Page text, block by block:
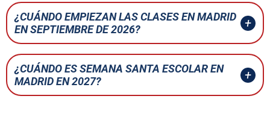
¿CUÁNDO EMPIEZAN LAS CLASES EN MADRID
EN SEPTIEMBRE DE 2026?
¿CUÁNDO ES SEMANA SANTA ESCOLAR EN
MADRID EN 2027?